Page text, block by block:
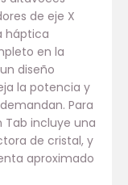
de eje X
háptica
en la
diseño
la potencia y
Para
Tab incluye una
de cristal, y
aproximado